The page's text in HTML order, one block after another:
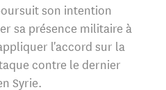
son intention
sa présence militaire à
l'accord sur la
contre le dernier
Syrie.